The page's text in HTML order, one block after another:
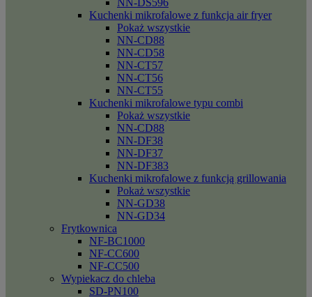
NN-DS596
Kuchenki mikrofalowe z funkcja air fryer
Pokaż wszystkie
NN-CD88
NN-CD58
NN-CT57
NN-CT56
NN-CT55
Kuchenki mikrofalowe typu combi
Pokaż wszystkie
NN-CD88
NN-DF38
NN-DF37
NN-DF383
Kuchenki mikrofalowe z funkcją grillowania
Pokaż wszystkie
NN-GD38
NN-GD34
Frytkownica
NF-BC1000
NF-CC600
NF-CC500
Wypiekacz do chleba
SD-PN100